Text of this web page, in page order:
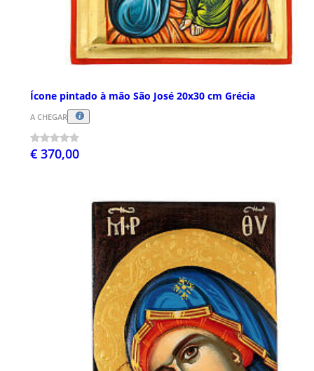
Ícone pintado à mão São José 20x30 cm Grécia
A CHEGAR
€ 370,00